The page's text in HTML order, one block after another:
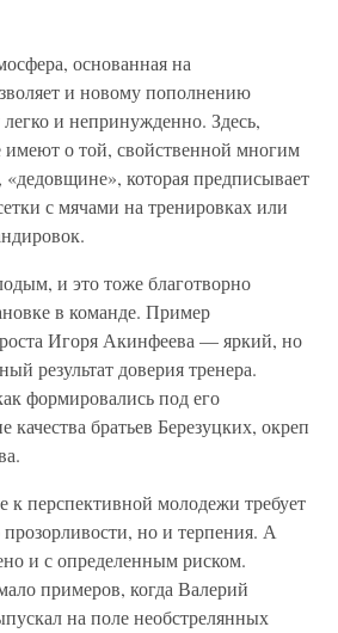
основанная на
и новому пополнению
и непринужденно. Здесь,
имеют о той, свойственной многим
которая предписывает
с мячами на тренировках или
и это тоже благотворно
в команде. Пример
Игоря Акинфеева — яркий, но
результат доверия тренера.
формировались под его
качества братьев Березуцких, окреп
перспективной молодежи требует
прозорливости, но и терпения. А
и с определенным риском.
примеров, когда Валерий
на поле необстрелянных